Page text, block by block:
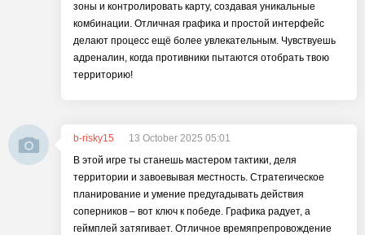
зоны и контролировать карту, создавая уникальные
комбинации. Отличная графика и простой интерфейс
делают процесс ещё более увлекательным. Чувствуешь
адреналин, когда противники пытаются отобрать твою
территорию!
b-risky15
13 October 2025 05:01
В этой игре ты станешь мастером тактики, деля
территории и завоевывая местность. Стратегическое
планирование и умение предугадывать действия
соперников – вот ключ к победе. Графика радует, а
геймплей затягивает. Отличное времяпрепровождение